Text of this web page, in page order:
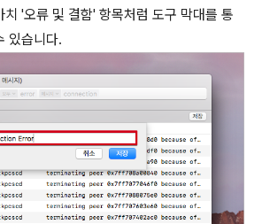
'오류 및 결함' 항목처럼 도구 막대를 통
있습니다.